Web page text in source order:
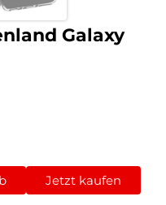
Galaxy
Jetzt kaufen